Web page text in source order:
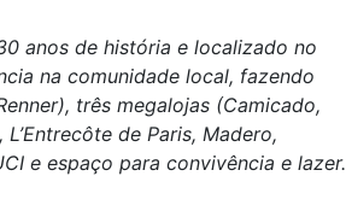
anos de história e localizado no
na comunidade local, fazendo
três megalojas (Camicado,
de Paris, Madero,
e espaço para convivência e lazer.